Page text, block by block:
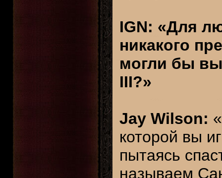
IGN: «Для
никакого
могли бы вы
III?»
Jay Wilson:
которой вы
пытаясь
называем